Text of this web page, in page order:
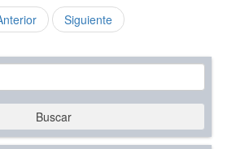
Siguiente
Buscar